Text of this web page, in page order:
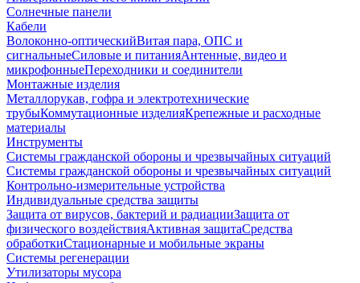
Солнечные панели
Кабели
Волоконно-оптическийВитая пара, ОПС и
сигнальныеСиловые и питанияАнтенные, видео и
микрофонныеПереходники и соединители
Монтажные изделия
Металлорукав, гофра и электротехнические
трубыКоммутационные изделияКрепежные и расходные
материалы
Инструменты
Системы гражданской обороны и чрезвычайных ситуаций
Системы гражданской обороны и чрезвычайных ситуаций
Контрольно-измерительные устройства
Индивидуальные средства защиты
Защита от вирусов, бактерий и радиацииЗащита от
физического воздействияАктивная защитаСредства
обработкиСтационарные и мобильные экраны
Системы регенерации
Утилизаторы мусора